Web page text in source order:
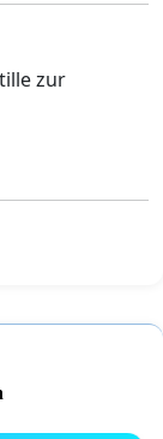
zur